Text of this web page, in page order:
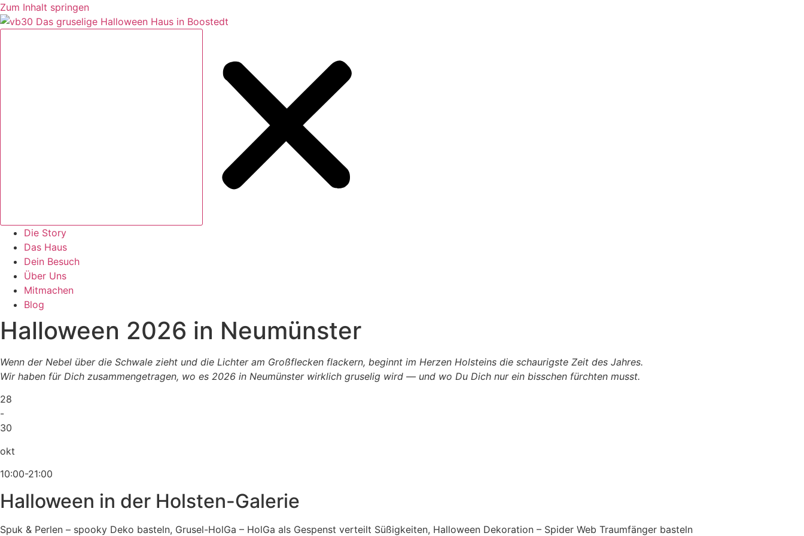
Zum Inhalt springen
Die Story
Das Haus
Dein Besuch
Über Uns
Mitmachen
Blog
Halloween 2026 in Neumünster
Wenn der Nebel über die Schwale zieht und die Lichter am Großflecken flackern, beginnt im Herzen Holsteins die schaurigste Zeit des Jahres.
Wir haben für Dich zusammengetragen, wo es 2026 in Neumünster wirklich gruselig wird — und wo Du Dich nur ein bisschen fürchten musst.
28
-
30
okt
10:00-21:00
Halloween in der Holsten-Galerie
Spuk & Perlen – spooky Deko basteln, Grusel-HolGa – HolGa als Gespenst verteilt Süßigkeiten, Halloween Dekoration – Spider Web Traumfänger basteln